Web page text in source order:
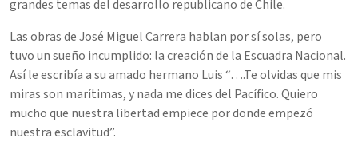
grandes temas del desarrollo republicano de Chile.
Las obras de José Miguel Carrera hablan por sí solas, pero
tuvo un sueño incumplido: la creación de la Escuadra Nacional.
Así le escribía a su amado hermano Luis “….Te olvidas que mis
miras son marítimas, y nada me dices del Pacífico. Quiero
mucho que nuestra libertad empiece por donde empezó
nuestra esclavitud”.